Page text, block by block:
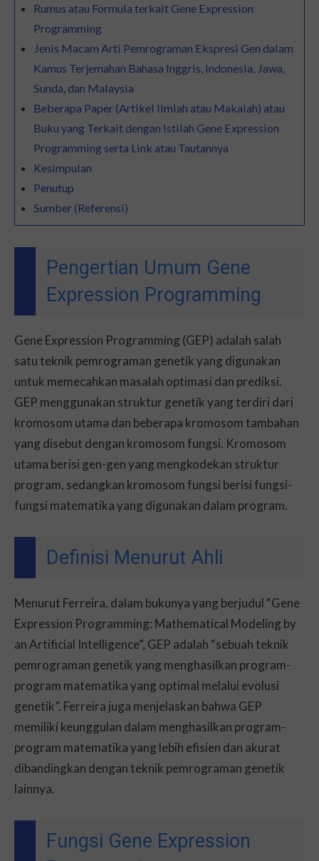
Rumus atau Formula terkait Gene Expression
Programming
Jenis Macam Arti Pemrograman Ekspresi Gen dalam
Kamus Terjemahan Bahasa Inggris, Indonesia, Jawa,
Sunda, dan Malaysia
Beberapa Paper (Artikel Ilmiah atau Makalah) atau
Buku yang Terkait dengan Istilah Gene Expression
Programming serta Link atau Tautannya
Kesimpulan
Penutup
Sumber (Referensi)
Pengertian Umum Gene
Expression Programming
Gene Expression Programming (GEP) adalah salah
satu teknik pemrograman genetik yang digunakan
untuk memecahkan masalah optimasi dan prediksi.
GEP menggunakan struktur genetik yang terdiri dari
kromosom utama dan beberapa kromosom tambahan
yang disebut dengan kromosom fungsi. Kromosom
utama berisi gen-gen yang mengkodekan struktur
program, sedangkan kromosom fungsi berisi fungsi-
fungsi matematika yang digunakan dalam program.
Definisi Menurut Ahli
Menurut Ferreira, dalam bukunya yang berjudul “Gene
Expression Programming: Mathematical Modeling by
an Artificial Intelligence”, GEP adalah “sebuah teknik
pemrograman genetik yang menghasilkan program-
program matematika yang optimal melalui evolusi
genetik”. Ferreira juga menjelaskan bahwa GEP
memiliki keunggulan dalam menghasilkan program-
program matematika yang lebih efisien dan akurat
dibandingkan dengan teknik pemrograman genetik
lainnya.
Fungsi Gene Expression